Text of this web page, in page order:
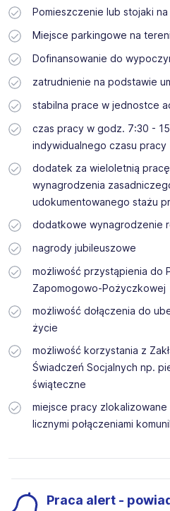
Pomieszczenie lub stojaki
Miejsce parkingowe na
Dofinansowanie do
zatrudnienie na podstawie
stabilna prace w jednostce
czas pracy w godz. 7:30 -
indywidualnego czasu pracy
dodatek za wieloletnią
wynagrodzenia
udokumentowanego stażu
dodatkowe wynagrodzenie
nagrody jubileuszowe
możliwość przystąpienia do
Zapomogowo-Pożyczkowej
możliwość dołączenia do
życie
możliwość korzystania z
Świadczeń Socjalnych np.
świąteczne
miejsce pracy zlokalizowane
licznymi połączeniami
Praca alert -